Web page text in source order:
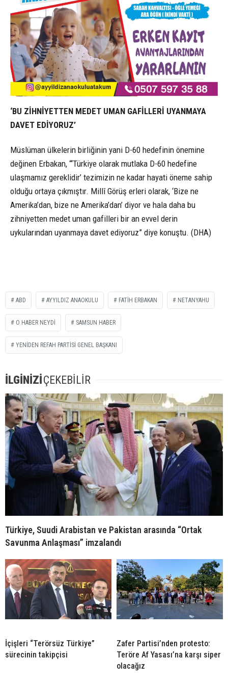
‘BU ZİHNİYETTEN MEDET UMAN GAFİLLERİ UYANMAYA
DAVET EDİYORUZ’
Müslüman ülkelerin birliğinin yani D-60 hedefinin önemine
değinen Erbakan, “‘Türkiye olarak mutlaka D-60 hedefine
ulaşmamız gereklidir’ tezimizin ne kadar hayati öneme sahip
olduğu ortaya çıkmıştır. Millî Görüş erleri olarak, ‘Bize ne
Amerika’dan, bize ne Amerika’dan’ diyor ve hala daha bu
zihniyetten medet uman gafilleri bir an evvel derin
uykularından uyanmaya davet ediyoruz” diye konuştu. (DHA)
ABD AYYILDIZ ANAOKULU FATİH ERBAKAN NETANYAHU
O HABER NEYDİ SAMSUN HABER
YENİDEN REFAH PARTİSİ GENEL BAŞKANI
İLGİNİZİÇEKEBİLİR
Türkiye, Suudi Arabistan ve Pakistan arasında “Ortak
Savunma Anlaşması” imzalandı
İçişleri “Terörsüz Türkiye”
sürecinin takipçisi
Zafer Partisi’nden protesto:
Teröre Af Yasası’na karşı siper
olacağız